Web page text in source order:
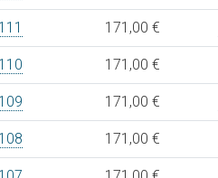
171,00 €
171,00 €
171,00 €
171,00 €